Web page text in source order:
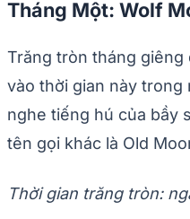
Tháng Một: Wolf
Trăng tròn tháng giêng
vào thời gian này trong
nghe tiếng hú của bầy
tên gọi khác là Old
Thời gian trăng tròn: